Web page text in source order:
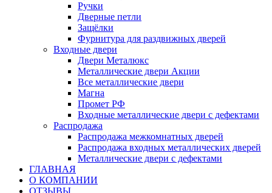
Ручки
Дверные петли
Защёлки
Фурнитура для раздвижных дверей
Входные двери
Двери Металюкс
Металлические двери Акции
Все металлические двери
Магна
Промет РФ
Входные металлические двери с дефектами
Распродажа
Распродажа межкомнатных дверей
Распродажа входных металлических дверей
Металлические двери с дефектами
ГЛАВНАЯ
О КОМПАНИИ
ОТЗЫВЫ